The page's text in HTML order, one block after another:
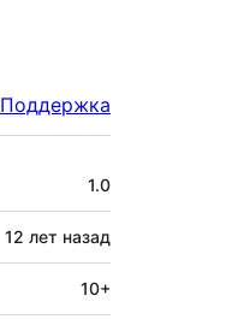
Поддержка
1.0
12 лет назад
10+